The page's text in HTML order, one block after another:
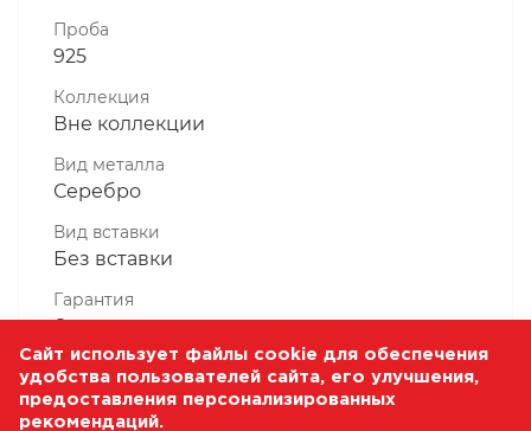
Проба
925
Коллекция
Вне коллекции
Вид металла
Серебро
Вид вставки
Без вставки
Гарантия
6 месяцев
Комплектность, шт
1 Штука
Сайт использует файлы cookie для обеспечения
удобства пользователей сайта, его улучшения,
предоставления персонализированных
рекомендаций.